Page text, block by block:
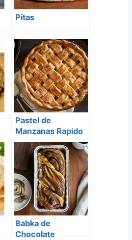
Pitas
Pastel de
Manzanas Rapido
Babka de
Chocolate